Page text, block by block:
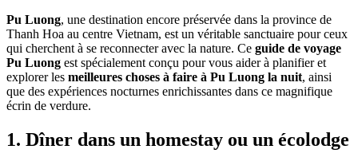
Pu Luong, une destination encore préservée dans la province de
Thanh Hoa au centre Vietnam, est un véritable sanctuaire pour ceux
qui cherchent à se reconnecter avec la nature. Ce guide de voyage
Pu Luong est spécialement conçu pour vous aider à planifier et
explorer les meilleures choses à faire à Pu Luong la nuit, ainsi
que des expériences nocturnes enrichissantes dans ce magnifique
écrin de verdure.
1. Dîner dans un homestay ou un écolodge